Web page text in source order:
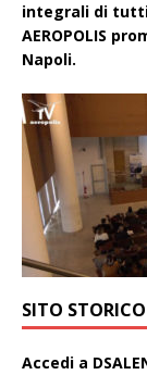
integrali di
AEROPOLIS
Napoli.
SITO
Accedi a